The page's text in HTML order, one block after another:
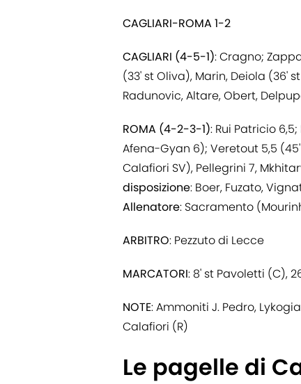
CAGLIARI-ROMA 1-2
CAGLIARI (4-5-1): Cragno;
(33' st Oliva), Marin, Deiola (36'
Radunovic, Altare, Obert,
ROMA (4-2-3-1): Rui Patricio
Afena-Gyan 6); Veretout 5,5
Calafiori SV), Pellegrini 7,
disposizione: Boer, Fuzato,
Allenatore: Sacramento
ARBITRO: Pezzuto di Lecce
MARCATORI: 8' st Pavoletti (C),
NOTE: Ammoniti J. Pedro,
Calafiori (R)
Le pagelle di